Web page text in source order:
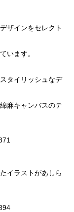
ザインをセレクト
います。
タイリッシュなデ
麻キャンバスのテ
イラストがあしら